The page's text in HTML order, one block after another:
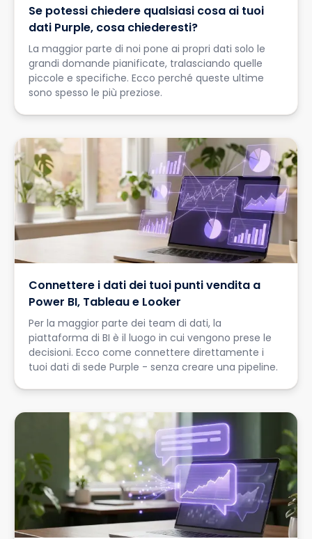
Se potessi chiedere qualsiasi cosa ai tuoi
dati Purple, cosa chiederesti?
La maggior parte di noi pone ai propri dati solo le
grandi domande pianificate, tralasciando quelle
piccole e specifiche. Ecco perché queste ultime
sono spesso le più preziose.
Connettere i dati dei tuoi punti vendita a
Power BI, Tableau e Looker
Per la maggior parte dei team di dati, la
piattaforma di BI è il luogo in cui vengono prese le
decisioni. Ecco come connettere direttamente i
tuoi dati di sede Purple - senza creare una pipeline.